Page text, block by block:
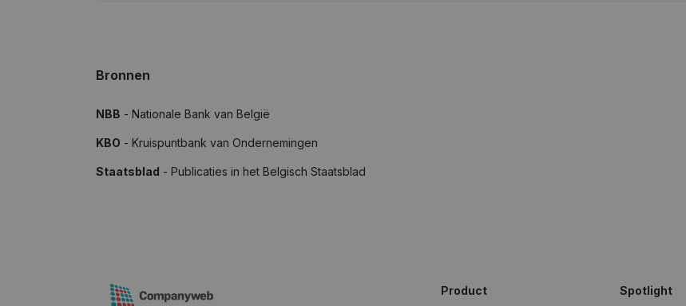
Bronnen
NBB - Nationale Bank van België
KBO - Kruispuntbank van Ondernemingen
Staatsblad - Publicaties in het Belgisch Staatsblad
Product Spotlight